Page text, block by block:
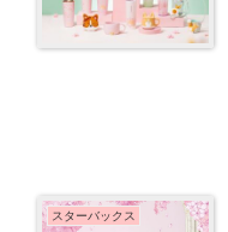
スターバックス